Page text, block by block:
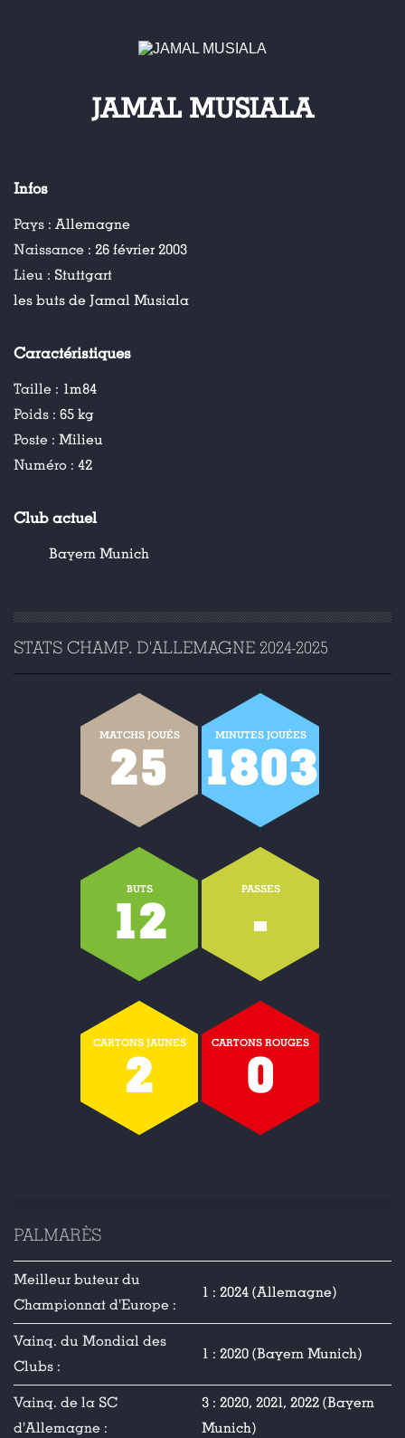
JAMAL MUSIALA
Infos
Pays : Allemagne
Naissance : 26 février 2003
Lieu : Stuttgart
les buts de Jamal Musiala
Caractéristiques
Taille : 1m84
Poids : 65 kg
Poste : Milieu
Numéro : 42
Club actuel
Bayern Munich
STATS CHAMP. D'ALLEMAGNE 2024-2025
MATCHS JOUÉS
25
MINUTES JOUÉES
1803
BUTS
12
PASSES
-
CARTONS JAUNES
2
CARTONS ROUGES
0
PALMARÈS
Meilleur buteur du
Championnat d'Europe :
1 : 2024 (Allemagne)
Vainq. du Mondial des
Clubs :
1 : 2020 (Bayern Munich)
Vainq. de la SC
d'Allemagne :
3 : 2020, 2021, 2022 (Bayern
Munich)